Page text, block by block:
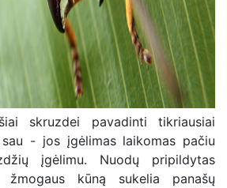
skruzdei pavadinti tikriausiai
- jos įgėlimas laikomas pačiu
įgėlimu. Nuodų pripildytas
žmogaus kūną sukelia panašų